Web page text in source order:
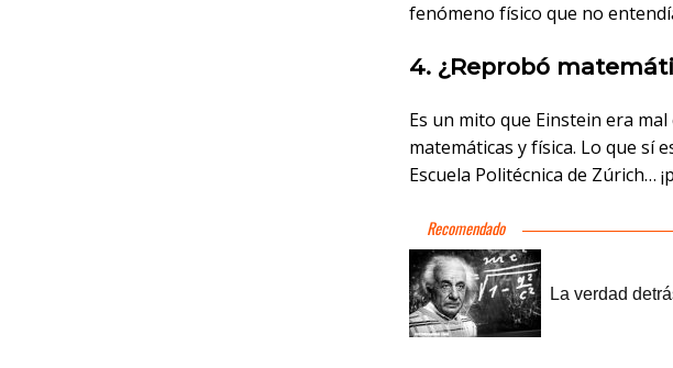
fenómeno físico que no
4. ¿Reprobó
Es un mito que Einstein era
matemáticas y física. Lo que sí
Escuela Politécnica de Zúrich…